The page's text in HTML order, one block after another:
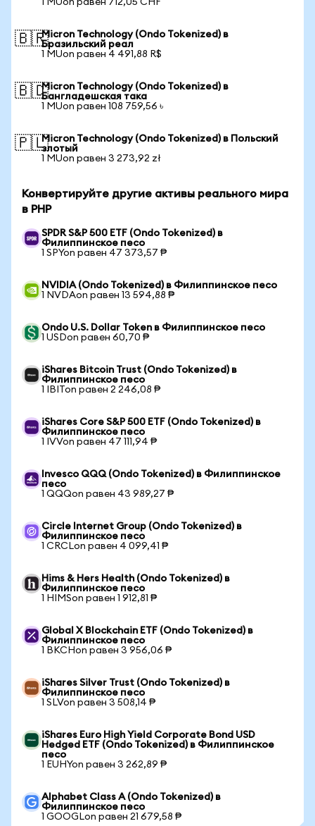
1 MUon равен 712,05 CHF
🇧🇷Micron Technology (Ondo Tokenized) в
Бразильский реал
1 MUon равен 4 491,88 R$
🇧🇩Micron Technology (Ondo Tokenized) в
Бангладешская така
1 MUon равен 108 759,56 ৳
🇵🇱Micron Technology (Ondo Tokenized) в Польский
злотый
1 MUon равен 3 273,92 zł
Конвертируйте другие активы реального мира
в PHP
SPDR S&P 500 ETF (Ondo Tokenized) в
Филиппинское песо
1 SPYon равен 47 373,57 ₱
NVIDIA (Ondo Tokenized) в Филиппинское песо
1 NVDAon равен 13 594,88 ₱
Ondo U.S. Dollar Token в Филиппинское песо
1 USDon равен 60,70 ₱
iShares Bitcoin Trust (Ondo Tokenized) в
Филиппинское песо
1 IBITon равен 2 246,08 ₱
iShares Core S&P 500 ETF (Ondo Tokenized) в
Филиппинское песо
1 IVVon равен 47 111,94 ₱
Invesco QQQ (Ondo Tokenized) в Филиппинское
песо
1 QQQon равен 43 989,27 ₱
Circle Internet Group (Ondo Tokenized) в
Филиппинское песо
1 CRCLon равен 4 099,41 ₱
Hims & Hers Health (Ondo Tokenized) в
Филиппинское песо
1 HIMSon равен 1 912,81 ₱
Global X Blockchain ETF (Ondo Tokenized) в
Филиппинское песо
1 BKCHon равен 3 956,06 ₱
iShares Silver Trust (Ondo Tokenized) в
Филиппинское песо
1 SLVon равен 3 508,14 ₱
iShares Euro High Yield Corporate Bond USD
Hedged ETF (Ondo Tokenized) в Филиппинское
песо
1 EUHYon равен 3 262,89 ₱
Alphabet Class A (Ondo Tokenized) в
Филиппинское песо
1 GOOGLon равен 21 679,58 ₱